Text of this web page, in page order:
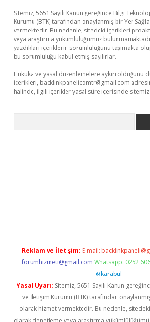
Sitemiz, 5651 Sayılı Kanun gereğince Bilgi
Kurumu (BTK) tarafından onaylanmış bir Yer
vermektedir. Bu nedenle, sitedeki içerikleri
veya araştırma yükümlülüğümüz
yazdıkları içeriklerin sorumluluğunu taşımakta
bu sorumluluğu kabul etmiş sayılırlar.
Hukuka ve yasal düzenlemelere aykırı olduğunu
içerikleri, backlinkpanelicomtr@gmail.com
halinde, ilgili içerikler yasal süre içerisinde
Reklam ve İletişim: E-mail:
forumhizmeti@gmail.com Whatsapp: 0262
@karabul
Yasal Uyarı: Sitemiz, 5651 Sayılı Kanun
ve İletişim Kurumu (BTK) tarafından
olarak hizmet vermektedir. Bu nedenle,
olarak denetleme veya araştırma